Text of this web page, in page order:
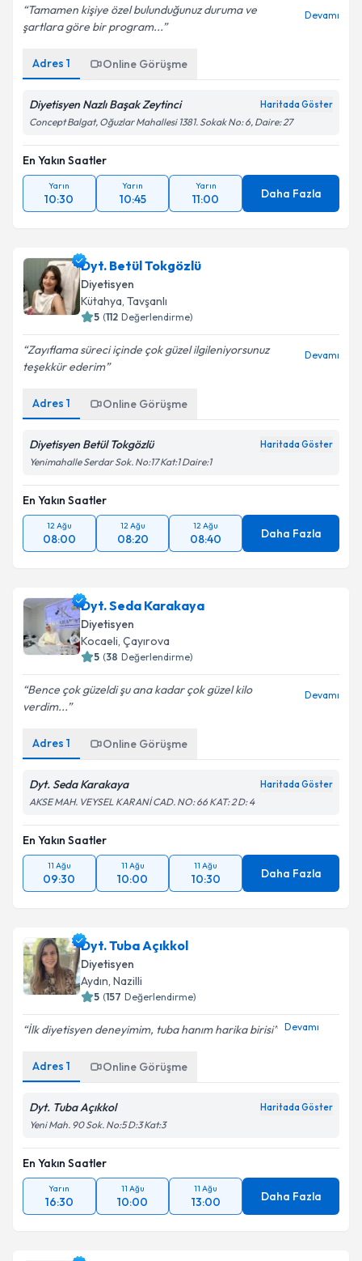
Tamamen kişiye özel bulunduğunuz duruma ve
şartlara göre bir program...
Devamı
Adres 1 Online Görüşme
Diyetisyen Nazlı Başak Zeytinci Haritada Göster
Concept Balgat, Oğuzlar Mahallesi 1381. Sokak No: 6, Daire: 27
En Yakın Saatler
Yarın
10:30
Yarın
10:45
Yarın
11:00 Daha Fazla
Dyt. Betül Tokgözlü
Diyetisyen
Kütahya, Tavşanlı
5 (112 Değerlendirme)
Zayıflama süreci içinde çok güzel ilgileniyorsunuz
teşekkür ederim
Devamı
Adres 1 Online Görüşme
Diyetisyen Betül Tokgözlü Haritada Göster
Yenimahalle Serdar Sok. No:17 Kat:1 Daire:1
En Yakın Saatler
12 Ağu
08:00
12 Ağu
08:20
12 Ağu
08:40 Daha Fazla
Dyt. Seda Karakaya
Diyetisyen
Kocaeli, Çayırova
5 (38 Değerlendirme)
Bence çok güzeldi şu ana kadar çok güzel kilo
verdim...
Devamı
Adres 1 Online Görüşme
Dyt. Seda Karakaya Haritada Göster
AKSE MAH. VEYSEL KARANİ CAD. NO: 66 KAT: 2 D: 4
En Yakın Saatler
11 Ağu
09:30
11 Ağu
10:00
11 Ağu
10:30 Daha Fazla
Dyt. Tuba Açıkkol
Diyetisyen
Aydın, Nazilli
5 (157 Değerlendirme)
İlk diyetisyen deneyimim, tuba hanım harika birisi Devamı
Adres 1 Online Görüşme
Dyt. Tuba Açıkkol Haritada Göster
Yeni Mah. 90 Sok. No:5 D:3 Kat:3
En Yakın Saatler
Yarın
16:30
11 Ağu
10:00
11 Ağu
13:00 Daha Fazla